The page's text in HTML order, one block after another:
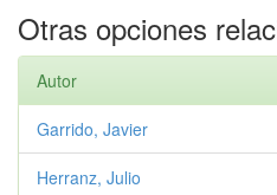
Otras opciones
Autor
Garrido, Javier
Herranz, Julio